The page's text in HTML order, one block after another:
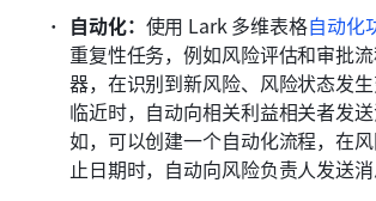
自动化： 使用 Lark 多维表格自动化
重复性任务，例如风险评估和审批
器，在识别到新风险、风险状态发
临近时，自动向相关利益相关者发
如，可以创建一个自动化流程，在
止日期时，自动向风险负责人发送消